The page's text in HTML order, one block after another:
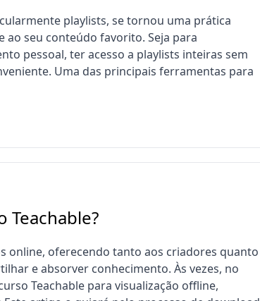
playlists, se tornou uma prática
seu conteúdo favorito. Seja para
pessoal, ter acesso a playlists inteiras sem
Uma das principais ferramentas para
Teachable?
online, oferecendo tanto aos criadores quanto
e absorver conhecimento. Às vezes, no
Teachable para visualização offline,